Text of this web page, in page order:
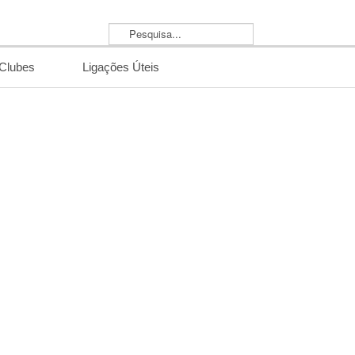
Pesquisa...
Ligações Úteis